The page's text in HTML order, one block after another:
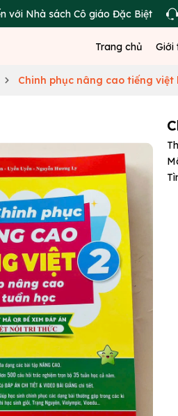
với Nhà sách Cô giáo Đặc Biệt
Trang chủ Giới
Chinh phục nâng cao tiếng việt